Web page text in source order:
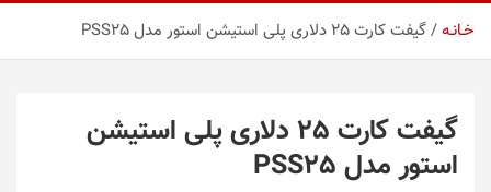
خـانـه گیفت کارت 25 دلاری پلی استیشن استور مدل PSS25
گیفت کارت 25 دلاری پلی استیشن
استور مدل PSS25